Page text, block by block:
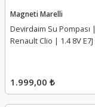
Magneti Marelli
Devirdaim Su Pompası |
Renault Clio | 1.4 8V E7J
1.999,00 ₺